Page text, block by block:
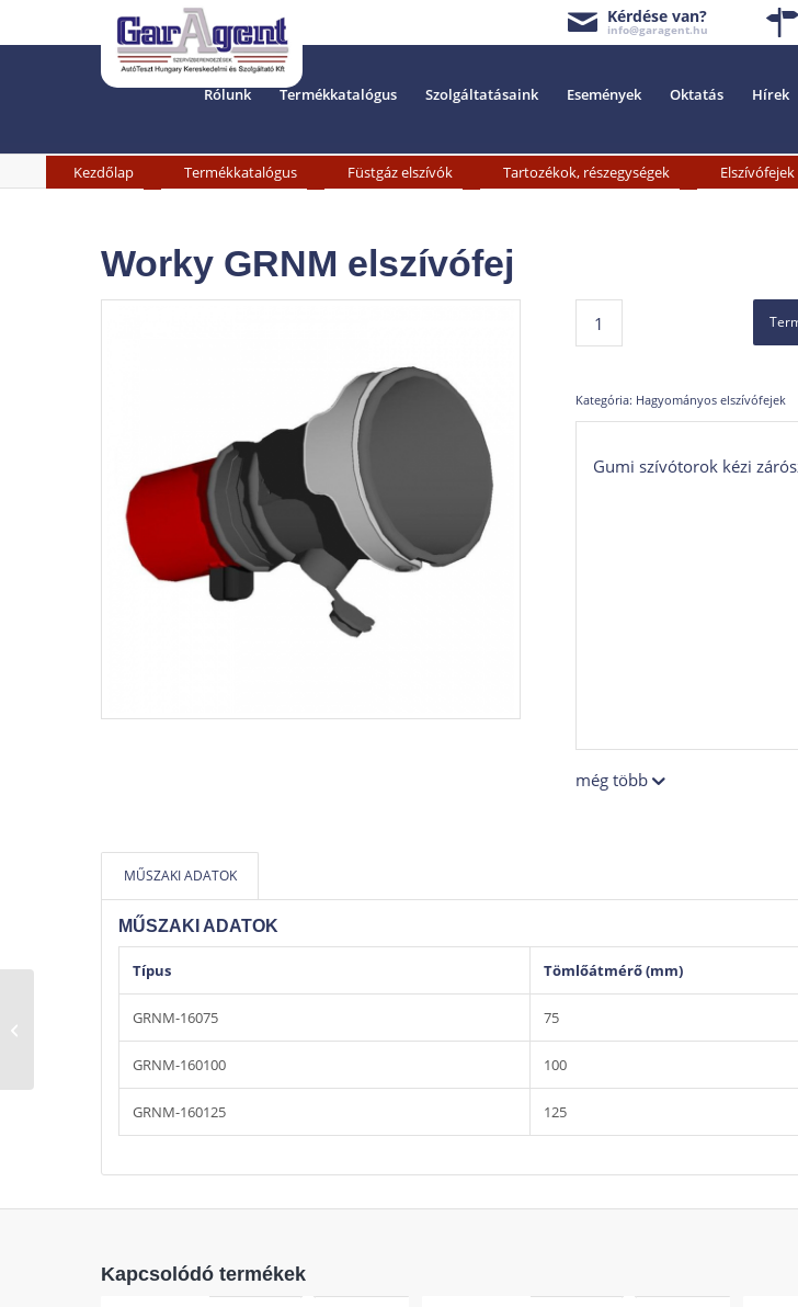
Kérdése van?
info@garagent.hu
Rólunk Termékkatalógus Szolgáltatásaink Események Oktatás Hírek
Kezdőlap Termékkatalógus Füstgáz elszívók Tartozékok, részegységek Elszívófejek
Worky GRNM elszívófej
Kategória: Hagyományos elszívófejek
Gumi szívótorok kézi
még több
MŰSZAKI ADATOK
MŰSZAKI ADATOK
Típus Tömlőátmérő (mm)
GRNM-16075 75
GRNM-160100 100
GRNM-160125 125
Kapcsolódó termékek
Worky GRNK elszívófej